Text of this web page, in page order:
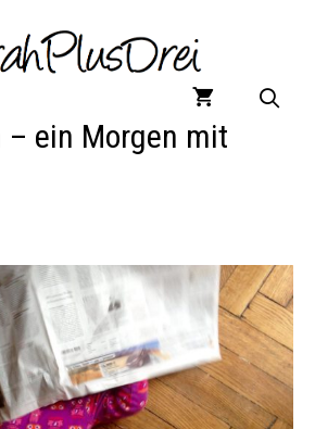
– ein Morgen mit